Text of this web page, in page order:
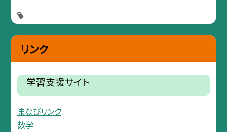
リンク
学習支援サイト
まなびリンク
数学